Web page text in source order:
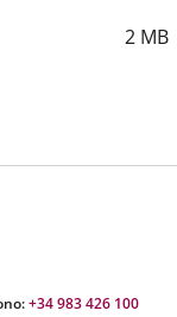
2 MB
+34 983 426 100